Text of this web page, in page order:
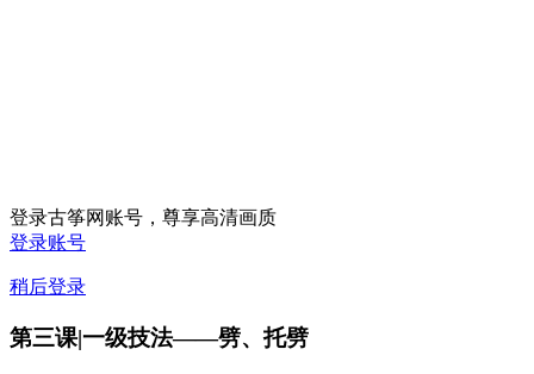
登录古筝网账号，尊享高清画质
登录账号
稍后登录
第三课|一级技法——劈、托劈